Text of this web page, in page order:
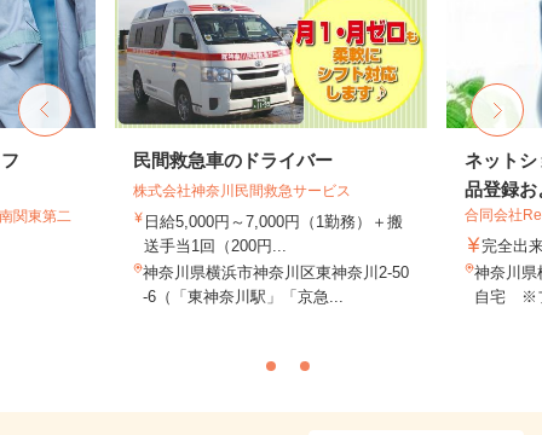
関東第二
民間救急車のドライバー
株式会社神奈川民間救急サービス
日給5,000円～7,000円（1勤務）＋搬
送手当1回（200円...
神奈川県横浜市神奈川区東神奈川2-50
-6（「東神奈川駅」「京急...
ネットシ
品登録お
合同会社
完全出
神奈川県
自宅 ※